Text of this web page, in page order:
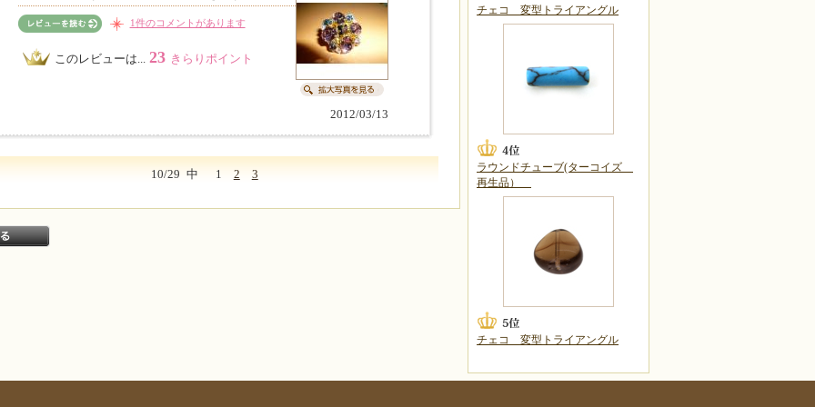
1件のコメントがあります
このレビューは... 23 きらりポイント
2012/03/13
10/29 中 1 2 3
チェコ 変型トライアングル
ラウンドチューブ(ターコイズ
再生品）
チェコ 変型トライアングル